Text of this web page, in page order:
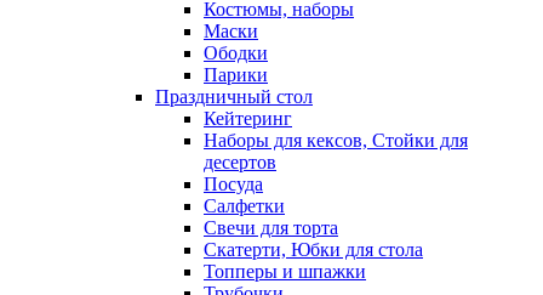
Костюмы, наборы
Маски
Ободки
Парики
Праздничный стол
Кейтеринг
Наборы для кексов, Стойки для
десертов
Посуда
Салфетки
Свечи для торта
Скатерти, Юбки для стола
Топперы и шпажки